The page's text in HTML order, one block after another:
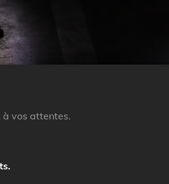
à vos attentes.